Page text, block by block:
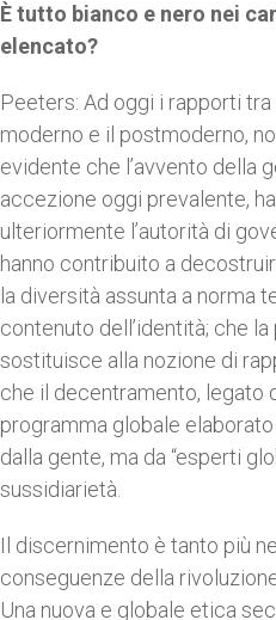
È tutto bianco e nero nei
elencato?
Peeters: Ad oggi i rapporti tra
moderno e il postmoderno,
evidente che l’avvento della
accezione oggi prevalente,
ulteriormente l’autorità di
hanno contribuito a
la diversità assunta a norma
contenuto dell’identità; che
sostituisce alla nozione di
che il decentramento, legato
programma globale
dalla gente, ma da “esperti
sussidiarietà.
Il discernimento è tanto più
conseguenze della
Una nuova e globale etica